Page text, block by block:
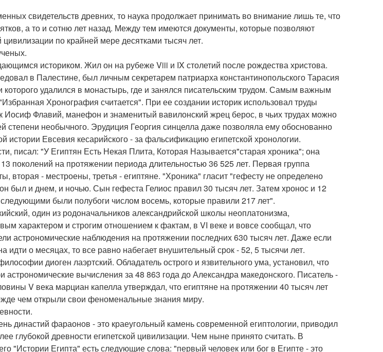
свидетельств древних, то наука продолжает принимать во внимание лишь те, что
а то и сотню лет назад. Между тем имеются документы, которые позволяют
по крайней мере десятками тысяч лет.
историком. Жил он на рубеже Viii и IX столетий после рождества христова.
в Палестине, был личным секретарем патриарха константинопольского Тарасия
которого удалился в монастырь, где и занялся писательским трудом. Самым важным
Хронография считается". При ее создании историк использовал труды
Иосиф Флавий, манефон и знаменитый вавилонский жрец берос, в чьих трудах можно
степени необычного. Эрудиция Георгия синцелла даже позволяла ему обоснованно
истории Евсевия кесарийского - за фальсификацию египетской хронологии.
писал: "У Египтян Есть Некая Плита, Которая Называется"старая хроника"; она
поколений на протяжении периода длительностью 36 525 лет. Первая группа
вторая - местроены, третья - египтяне. "Хроника" гласит "гефесту не определено
он был и днем, и ночью. Сын гефеста Гелиос правил 30 тысяч лет. Затем хронос и 12
были полубоги числом восемь, которые правили 217 лет".
один из родоначальников александрийской школы неоплатонизма,
характером и строгим отношением к фактам, в VI веке и вовсе сообщал, что
астрономические наблюдения на протяжении последних 630 тысяч лет. Даже если
идти о месяцах, то все равно набегает внушительный срок - 52, 5 тысячи лет.
диоген лаэртский. Обладатель острого и язвительного ума, установил, что
астрономические вычисления за 48 863 года до Александра македонского. Писатель -
V века марциан капелла утверждал, что египтяне на протяжении 40 тысяч лет
чем открыли свои феноменальные знания миру.
династий фараонов - это краеугольный камень современной египтологии, приводил
глубокой древности египетской цивилизации. Чем ныне принято считать. В
"Истории Египта" есть следующие слова: "первый человек или бог в Египте - это